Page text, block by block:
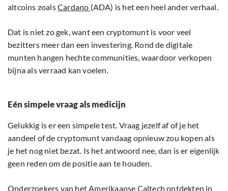
altcoins zoalsCardano (ADA) is het een heel ander verhaal.
Dat is niet zo gek, want een cryptomunt is voor veel
bezitters meer dan een investering. Rond de digitale
munten hangen hechte communities, waardoor verkopen
bijna als verraad kan voelen.
Eén simpele vraag als medicijn
Gelukkig is er een simpele test. Vraag jezelf af of je het
aandeel of de cryptomunt vandaag opnieuw zou kopen als
je het nog niet bezat. Is het antwoord nee, dan is er eigenlijk
geen reden om de positie aan te houden.
Onderzoekers van het Amerikaanse Caltechontdekten in